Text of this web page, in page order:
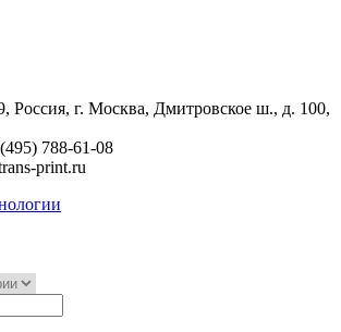
Россия, г. Москва, Дмитровское ш., д. 100,
788-61-08
print.ru